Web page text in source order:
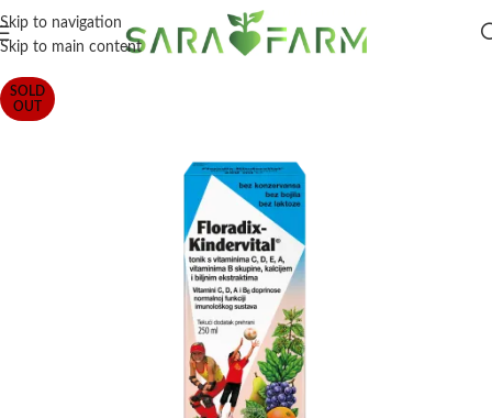
Skip to navigation
Skip to main content
SOLD
OUT